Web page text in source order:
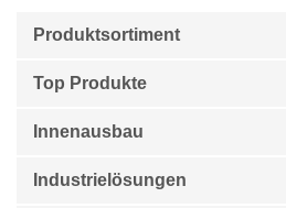
Produktsortiment
Top Produkte
Innenausbau
Industrielösungen